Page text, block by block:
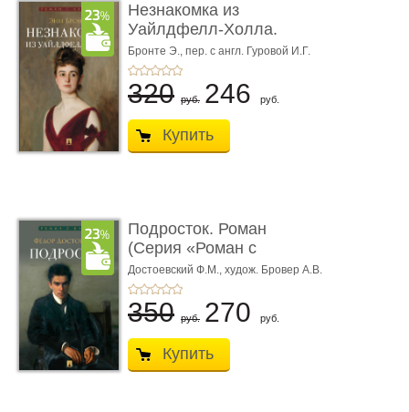
Незнакомка из
Уайлдфелл-Холла.
Роман (Серия «Р� ...
Бронте Э., пер. с англ. Гуровой И.Г.
320 руб. 246 руб.
Купить
Подросток. Роман
(Серия «Роман с
книгой»)
Достоевский Ф.М., худож. Бровер А.В.
350 руб. 270 руб.
Купить